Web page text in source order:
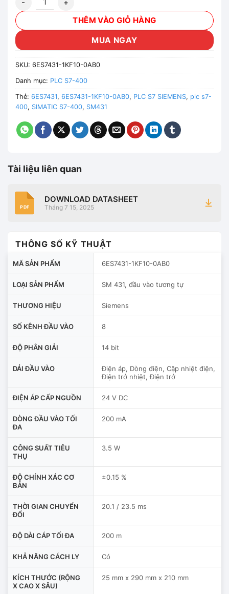
THÊM VÀO GIỎ HÀNG
MUA NGAY
SKU: 6ES7431-1KF10-0AB0
Danh mục: PLC S7-400
Thẻ: 6ES7431, 6ES7431-1KF10-0AB0, PLC S7 SIEMENS, plc s7-
400, SIMATIC S7-400, SM431
Tài liệu liên quan
PDF
DOWNLOAD DATASHEET
Tháng 7 15, 2025
THÔNG SỐ KỸ THUẬT
MÃ SẢN PHẨM 6ES7431-1KF10-0AB0
LOẠI SẢN PHẨM SM 431, đầu vào tương tự
THƯƠNG HIỆU Siemens
SỐ KÊNH ĐẦU VÀO 8
ĐỘ PHÂN GIẢI 14 bit
DẢI ĐẦU VÀO
Điện áp, Dòng điện, Cặp nhiệt điện,
Điện trở nhiệt, Điện trở
ĐIỆN ÁP CẤP NGUỒN 24 V DC
DÒNG ĐẦU VÀO TỐI
ĐA
200 mA
CÔNG SUẤT TIÊU
THỤ
3.5 W
ĐỘ CHÍNH XÁC CƠ
BẢN
±0.15 %
THỜI GIAN CHUYỂN
ĐỔI
20.1 / 23.5 ms
ĐỘ DÀI CÁP TỐI ĐA 200 m
KHẢ NĂNG CÁCH LY Có
KÍCH THƯỚC (RỘNG
X CAO X SÂU)
25 mm x 290 mm x 210 mm